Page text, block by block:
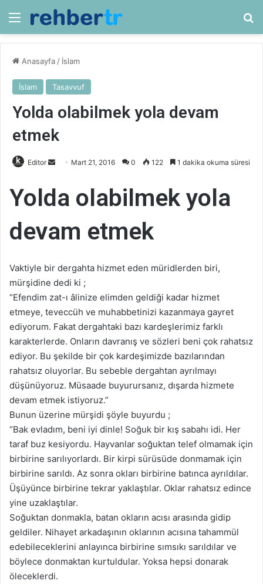
Menü
Anasayfa / İslam
İslam Tasavvuf
Yolda olabilmek yola devam
etmek
Editor
Bir
posta
göndermek
Mart 21, 2016 0 122 1 dakika okuma süresi
Yolda olabilmek yola
devam etmek
Vaktiyle bir dergahta hizmet eden müridlerden biri,
mürşidine dedi ki ;
“Efendim zat-ı âlinize elimden geldiği kadar hizmet
etmeye, teveccüh ve muhabbetinizi kazanmaya gayret
ediyorum. Fakat dergahtaki bazı kardeşlerimiz farklı
karakterlerde. Onların davranış ve sözleri beni çok rahatsız
ediyor. Bu şekilde bir çok kardeşimizde bazılarından
rahatsız oluyorlar. Bu sebeble dergahtan ayrılmayı
düşünüyoruz. Müsaade buyurursanız, dışarda hizmete
devam etmek istiyoruz.”
Bunun üzerine mürşidi şöyle buyurdu ;
“Bak evladım, beni iyi dinle! Soğuk bir kış sabahı idi. Her
taraf buz kesiyordu. Hayvanlar soğuktan telef olmamak için
birbirine sarılıyorlardı. Bir kirpi sürüsüde donmamak için
birbirine sarıldı. Az sonra okları birbirine batınca ayrıldılar.
Üşüyünce birbirine tekrar yaklaştılar. Oklar rahatsız edince
yine uzaklaştılar.
Soğuktan donmakla, batan okların acısı arasında gidip
geldiler. Nihayet arkadaşının oklarının acısına tahammül
edebileceklerini anlayınca birbirine sımsıkı sarıldılar ve
böylece donmaktan kurtuldular. Yoksa hepsi donarak
öleceklerdi.